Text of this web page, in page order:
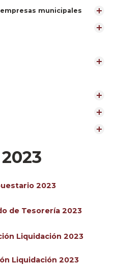
municipales
2023
de Tesorería 2023
Liquidación 2023
Liquidación 2023